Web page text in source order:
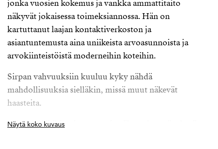
jonka vuosien kokemus ja vankka ammattitaito
näkyvät jokaisessa toimeksiannossa. Hän on
kartuttanut laajan kontaktiverkoston ja
asiantuntemusta aina uniikeista arvoasunnoista ja
arvokiinteistöistä moderneihin koteihin.
Sirpan vahvuuksiin kuuluu kyky nähdä
mahdollisuuksia sielläkin, missä muut näkevät
haasteita.
Hänen määrätietoisuutensa ja näkemyksensä tekevät
Näytä koko kuvaus